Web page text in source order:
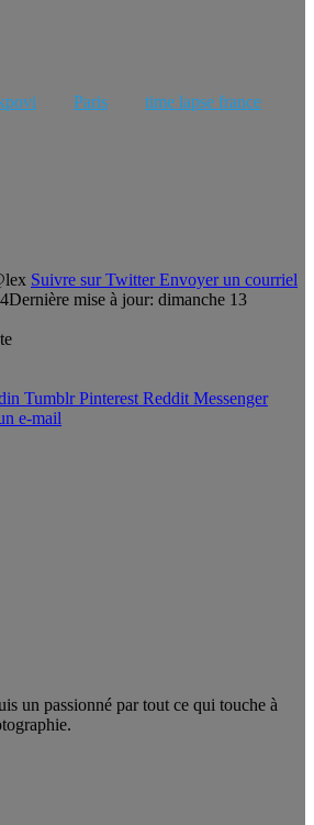
Paris
time lapse france
Suivre sur Twitter Envoyer un courriel
Dernière mise à jour: dimanche 13
Tumblr Pinterest Reddit Messenger
e-mail
un passionné par tout ce qui touche à